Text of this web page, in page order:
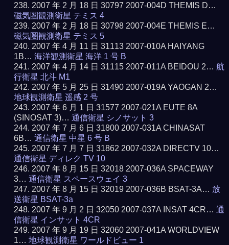
2007 年 2 月 18 日 30797 2007-004D THEMIS D…
磁気圏観測衛星 テミス 4
2007 年 2 月 18 日 30798 2007-004E THEMIS E…
磁気圏観測衛星 テミス 5
2007 年 4 月 11 日 31113 2007-010A HAIYANG
1B…海洋観測衛星 海洋 1 号 B
2007 年 4 月 14 日 31115 2007-011A BEIDOU 2…航
行衛星 北斗 M1
2007 年 5 月 25 日 31490 2007-019A YAOGAN 2…
地球観測衛星 遥感 2 号
2007 年 6 月 1 日 31577 2007-021A EUTE 8A
(SINOSAT 3)…通信衛星 シノサット 3
2007 年 7 月 6 日 31800 2007-031A CHINASAT
6B…通信衛星 中星 6 号 B
2007 年 7 月 7 日 31862 2007-032A DIRECTV 10…
通信衛星 ディレク TV 10
2007 年 8 月 15 日 32018 2007-036A SPACEWAY
3…通信衛星 スペースウェイ 3
2007 年 8 月 15 日 32019 2007-036B BSAT-3A… 放
送衛星 BSAT-3a
2007 年 9 月 2 日 32050 2007-037A INSAT 4CR…通
信衛星 インサット 4CR
2007 年 9 月 19 日 32060 2007-041A WORLDVIEW
1…地球観測衛星 ワールドビュー 1